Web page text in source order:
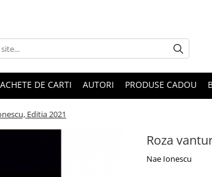
DE CARTI AUTORI PRODUSE CADOU
Editia 2021
Roza
Nae Ionescu